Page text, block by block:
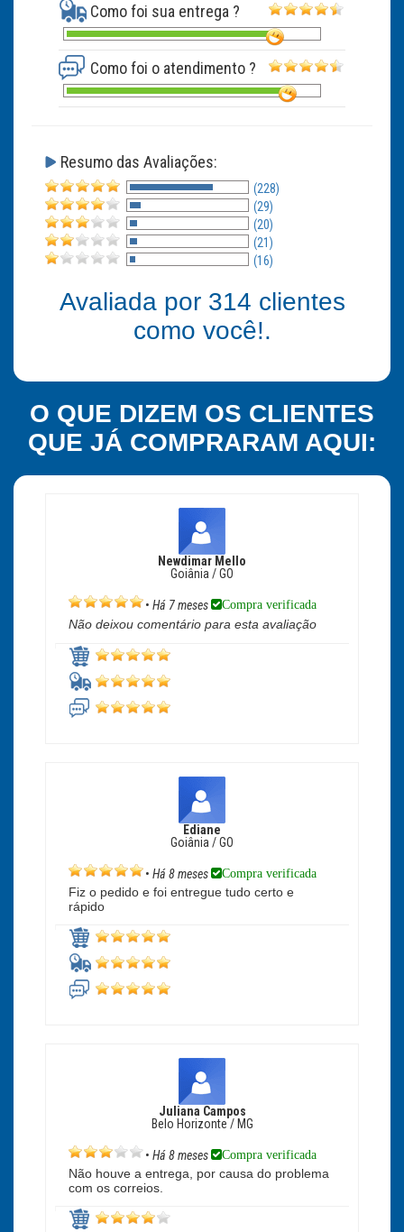
Como foi sua entrega ?
Como foi o atendimento ?
Resumo das Avaliações:
(228)
(29)
(20)
(21)
(16)
Avaliada por 314 clientes
como você!.
O QUE DIZEM OS CLIENTES
QUE JÁ COMPRARAM AQUI:
Newdimar Mello
Goiânia / GO
• Há 7 meses Compra verificada
Não deixou comentário para esta avaliação
Ediane
Goiânia / GO
• Há 8 meses Compra verificada
Fiz o pedido e foi entregue tudo certo e
rápido
Juliana Campos
Belo Horizonte / MG
• Há 8 meses Compra verificada
Não houve a entrega, por causa do problema
com os correios.